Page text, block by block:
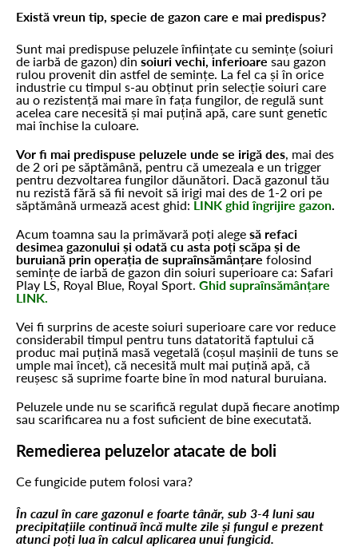
Există vreun tip, specie de gazon care e mai predispus?
Sunt mai predispuse peluzele înființate cu semințe (soiuri
de iarbă de gazon) din soiuri vechi, inferioare sau gazon
rulou provenit din astfel de semințe. La fel ca și în orice
industrie cu timpul s-au obținut prin selecție soiuri care
au o rezistență mai mare în fața fungilor, de regulă sunt
acelea care necesită și mai puțină apă, care sunt genetic
mai închise la culoare.
Vor fi mai predispuse peluzele unde se irigă des, mai des
de 2 ori pe săptămână, pentru că umezeala e un trigger
pentru dezvoltarea fungilor dăunători. Dacă gazonul tău
nu rezistă fără să fii nevoit să irigi mai des de 1-2 ori pe
săptămână urmează acest ghid: LINK ghid îngrijire gazon.
Acum toamna sau la primăvară poți alege să refaci
desimea gazonului și odată cu asta poți scăpa și de
buruiană prin operația de supraînsămânțare folosind
semințe de iarbă de gazon din soiuri superioare ca: Safari
Play LS, Royal Blue, Royal Sport. Ghid supraînsămânțare
LINK.
Vei fi surprins de aceste soiuri superioare care vor reduce
considerabil timpul pentru tuns datatorită faptului că
produc mai puțină masă vegetală (coșul mașinii de tuns se
umple mai încet), că necesită mult mai puțină apă, că
reușesc să suprime foarte bine în mod natural buruiana.
Peluzele unde nu se scarifică regulat după fiecare anotimp
sau scarificarea nu a fost suficient de bine executată.
Remedierea peluzelor atacate de boli
Ce fungicide putem folosi vara?
În cazul în care gazonul e foarte tânăr, sub 3-4 luni sau
precipitațiile continuă încă multe zile și fungul e prezent
atunci poți lua în calcul aplicarea unui fungicid.